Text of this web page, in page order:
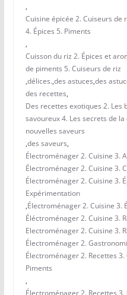
,
Cuisine épicée 2. Cuiseurs
4. Épices 5. Piments
,
Cuisson du riz 2. Épices et
de piments 5. Cuiseurs de riz
,délices.,des astuces,des
des recettes,
Des recettes exotiques 2. Les
savoureux 4. Les secrets de
nouvelles saveurs
,des saveurs,
Électroménager 2. Cuisine 3.
Électroménager 2. Cuisine 3.
Électroménager 2. Cuisine 3.
Expérimentation
,Électroménager 2. Cuisine 3.
Éléctroménager 2. Cuisine 3.
Electroménager 2. Cuisine 3.
Électroménager 2.
Électroménager 2. Recettes
Piments
,
Électroménager 2. Recettes